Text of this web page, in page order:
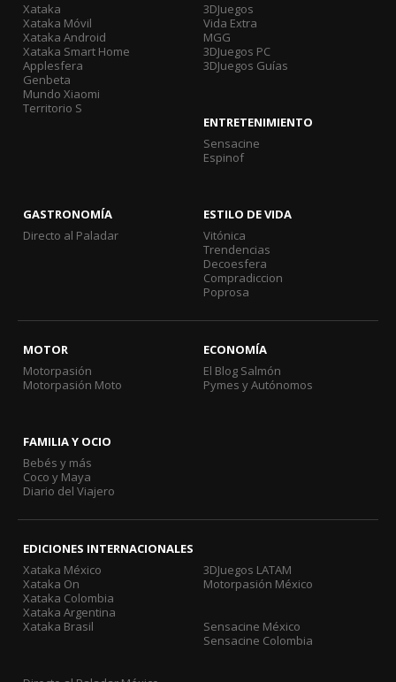
Xataka
Xataka Móvil
Xataka Android
Xataka Smart Home
Applesfera
Genbeta
Mundo Xiaomi
Territorio S
3DJuegos
Vida Extra
MGG
3DJuegos PC
3DJuegos Guías
ENTRETENIMIENTO
Sensacine
Espinof
GASTRONOMÍA
Directo al Paladar
ESTILO DE VIDA
Vitónica
Trendencias
Decoesfera
Compradiccion
Poprosa
MOTOR
Motorpasión
Motorpasión Moto
ECONOMÍA
El Blog Salmón
Pymes y Autónomos
FAMILIA Y OCIO
Bebés y más
Coco y Maya
Diario del Viajero
EDICIONES INTERNACIONALES
Xataka México
Xataka On
Xataka Colombia
Xataka Argentina
Xataka Brasil
3DJuegos LATAM
Motorpasión México
Sensacine México
Sensacine Colombia